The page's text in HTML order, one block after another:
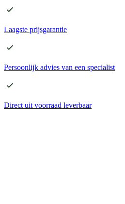
Laagste prijsgarantie
Persoonlijk advies van een specialist
Direct uit voorraad leverbaar